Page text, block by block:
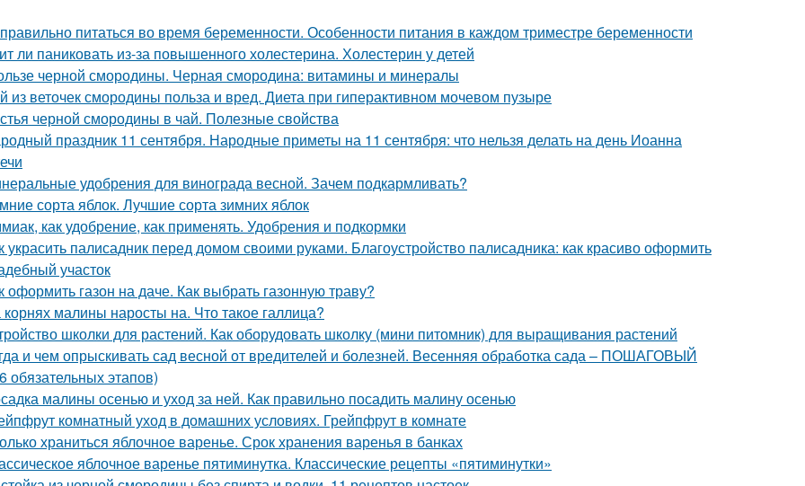
питаться во время беременности. Особенности питания в каждом триместре беременности
ли паниковать из-за повышенного холестерина. Холестерин у детей
черной смородины. Черная смородина: витамины и минералы
из веточек смородины польза и вред. Диета при гиперактивном мочевом пузыре
черной смородины в чай. Полезные свойства
праздник 11 сентября. Народные приметы на 11 сентября: что нельзя делать на день Иоанна
удобрения для винограда весной. Зачем подкармливать?
сорта яблок. Лучшие сорта зимних яблок
как удобрение, как применять. Удобрения и подкормки
украсить палисадник перед домом своими руками. Благоустройство палисадника: как красиво оформить
участок
оформить газон на даче. Как выбрать газонную траву?
малины наросты на. Что такое галлица?
школки для растений. Как оборудовать школку (мини питомник) для выращивания растений
и чем опрыскивать сад весной от вредителей и болезней. Весенняя обработка сада – ПОШАГОВЫЙ
обязательных этапов)
малины осенью и уход за ней. Как правильно посадить малину осенью
комнатный уход в домашних условиях. Грейпфрут в комнате
храниться яблочное варенье. Срок хранения варенья в банках
яблочное варенье пятиминутка. Классические рецепты «пятиминутки»